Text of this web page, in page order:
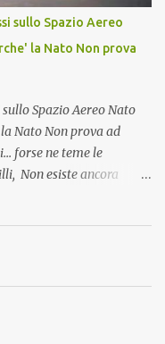
sullo Spazio Aereo
la Nato Non prova
Spazio Aereo Nato
Nato Non prova ad
forse ne teme le
Non esiste ancora
Flag", per provocare
menti sane, potrebbe